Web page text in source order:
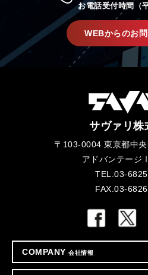
お電話受付時間（
WEBからのお
サヴァリ株
〒103-0004 東京都中
アドバンテージ
TEL.03-
FAX.03-
COMPANY 会社情報